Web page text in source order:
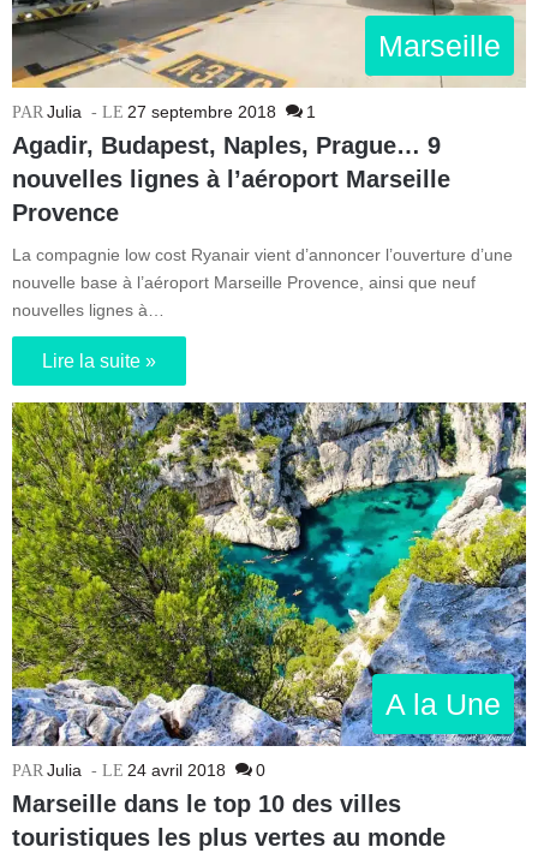
Marseille
Julia 27 septembre 2018 1
Agadir, Budapest, Naples, Prague… 9
nouvelles lignes à l’aéroport Marseille
Provence
La compagnie low cost Ryanair vient d’annoncer l’ouverture d’une
nouvelle base à l’aéroport Marseille Provence, ainsi que neuf
nouvelles lignes à…
Lire la suite »
A la Une
Julia 24 avril 2018 0
Marseille dans le top 10 des villes
touristiques les plus vertes au monde